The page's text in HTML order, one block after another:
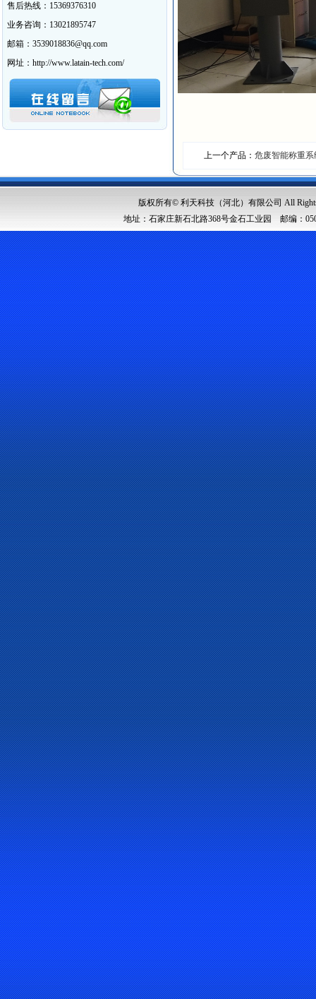
售后热线：15369376310
业务咨询：13021895747
邮箱：3539018836@qq.com
网址：http://www.latain-tech.com/
上一个产品： 危废智能称重
版权所有© 利天科技（河北）有限公司 All
地址：石家庄新石北路368号金石工业园 邮编：